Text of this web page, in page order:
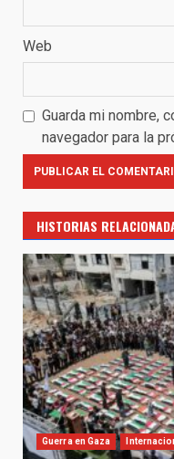
Web
Guarda mi nombre,
navegador para la
HISTORIAS
Guerra en Gaza